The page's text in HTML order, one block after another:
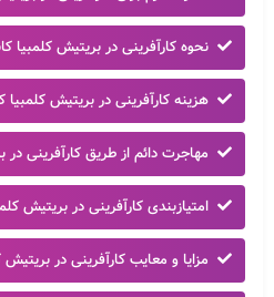
نحوه کارآفرینی در بریتیش کلمبیا
هزینه کارآفرینی در بریتیش کلمبیا
مهاجرت دائم از طریق کارآفرینی در
امتیازبندی کارآفرینی در بریتیش
مزایا و معایب کارآفرینی در بریتیش